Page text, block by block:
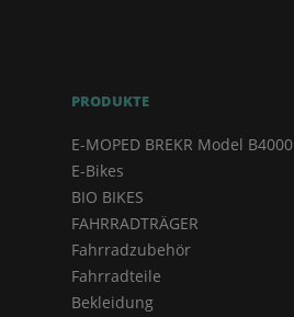
PRODUKTE
E-MOPED BREKR Model B4000
E-Bikes
BIO BIKES
FAHRRADTRÄGER
Fahrradzubehör
Fahrradteile
Bekleidung